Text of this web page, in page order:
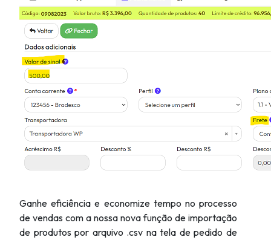
Ganhe eficiência e economize tempo no processo
de vendas com a nossa nova função de importação
de produtos por arquivo .csv na tela de pedido de